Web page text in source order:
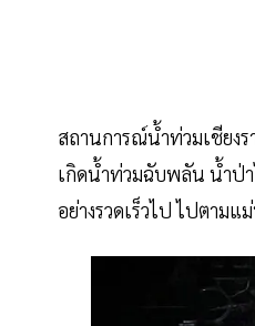
สถานการณ์น้ำท่วมเชียง
เกิดน้ำท่วมฉับพลัน น้ำป่
อย่างรวดเร็วไป ไปตามแ